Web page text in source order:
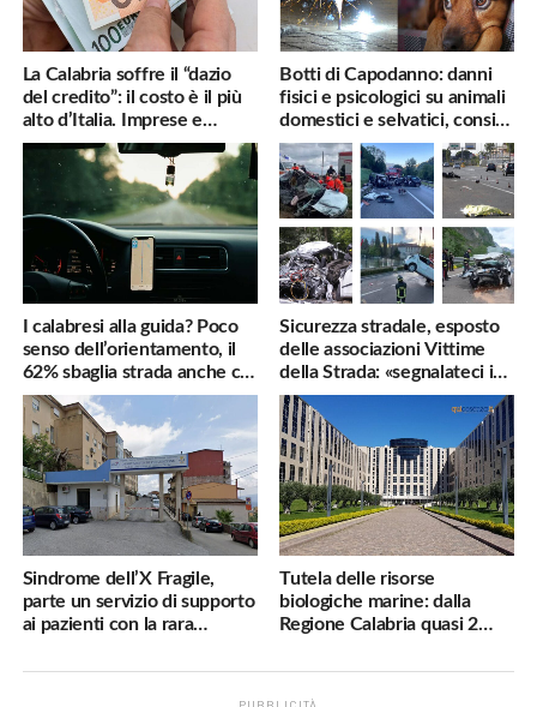
La Calabria soffre il “dazio
del credito”: il costo è il più
alto d’Italia. Imprese e
famiglie penalizzate
Botti di Capodanno: danni
fisici e psicologici su animali
domestici e selvatici, consigli
utili
I calabresi alla guida? Poco
senso dell’orientamento, il
62% sbaglia strada anche col
navigatore
Sicurezza stradale, esposto
delle associazioni Vittime
della Strada: «segnalateci i
pericoli, interverremo
subito»
Sindrome dell’X Fragile,
parte un servizio di supporto
ai pazienti con la rara
Tutela delle risorse
biologiche marine: dalla
Regione Calabria quasi 2